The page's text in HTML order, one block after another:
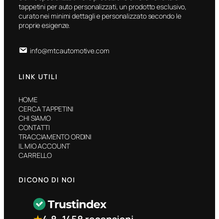
tappetini per auto personalizzati, un prodotto esclusivo,
curato nei minimi dettagli e personalizzato secondo le
proprie esigenze.
info@mtcautomotive.com
LINK UTILI
HOME
CERCA TAPPETINI
CHI SIAMO
CONTATTI
TRACCIAMENTO ORDINI
IL MIO ACCOUNT
CARRELLO
DICONO DI NOI